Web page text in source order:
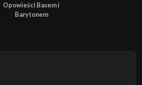
Opowieści Basem i
Barytonem